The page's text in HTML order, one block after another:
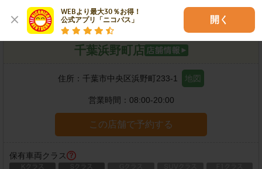
WEBより最大30％お得！
公式アプリ「ニコパス」
開く
千葉浜野町店
住所： 千葉市中央区浜野町233-1 地図
営業時間： 08:00-20:00
この店舗で予約する
保有車両クラス